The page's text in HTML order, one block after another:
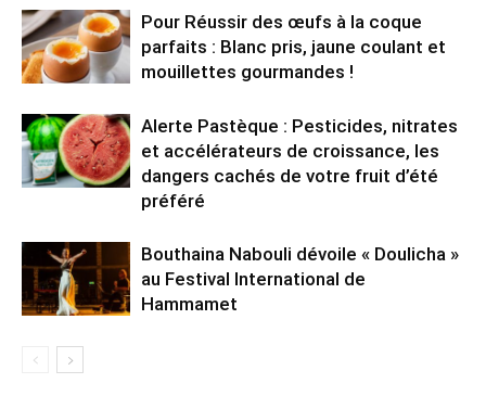
Pour Réussir des œufs à la coque
parfaits : Blanc pris, jaune coulant et
mouillettes gourmandes !
Alerte Pastèque : Pesticides, nitrates
et accélérateurs de croissance, les
dangers cachés de votre fruit d’été
préféré
Bouthaina Nabouli dévoile « Doulicha »
au Festival International de
Hammamet